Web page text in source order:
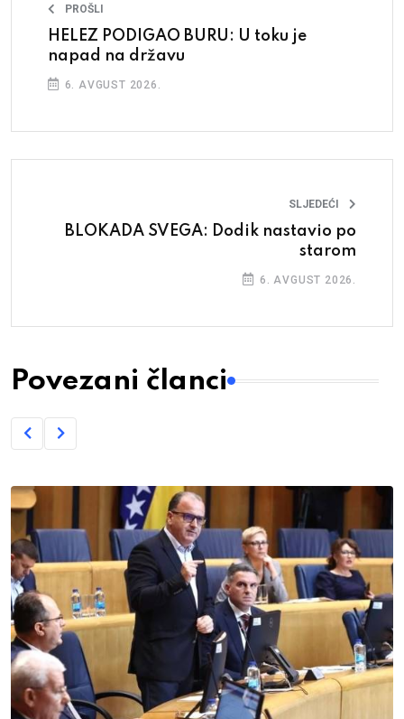
PROŠLI
HELEZ PODIGAO BURU: U toku je
napad na državu
6. AVGUST 2026.
SLJEDEĆI
BLOKADA SVEGA: Dodik nastavio po
starom
6. AVGUST 2026.
Povezani članci